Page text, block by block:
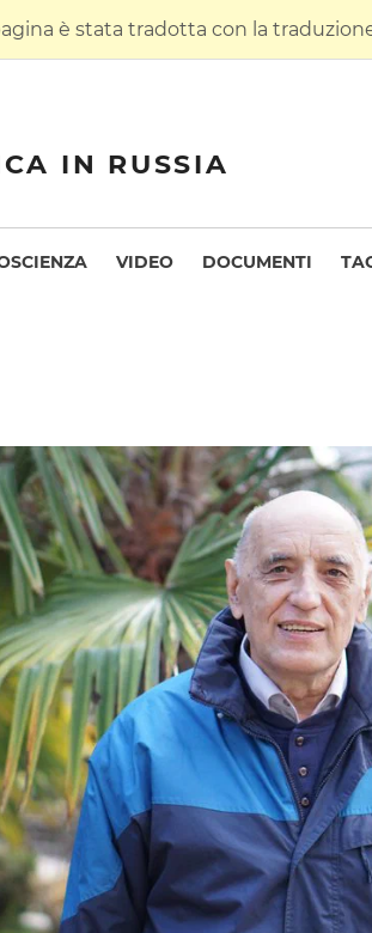
è stata tradotta con la
IN RUSSIA
VIDEO DOCUMENTI